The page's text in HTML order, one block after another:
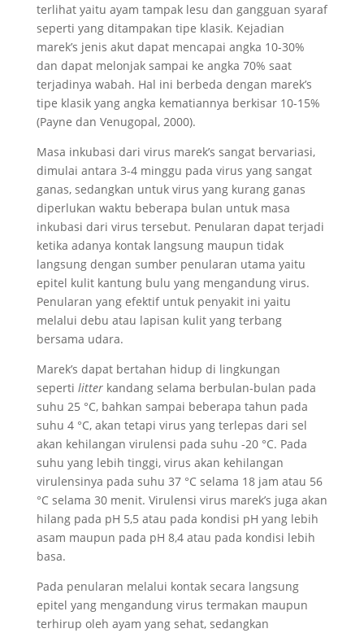
terlihat yaitu ayam tampak lesu dan gangguan syaraf
seperti yang ditampakan tipe klasik. Kejadian
marek’s jenis akut dapat mencapai angka 10-30%
dan dapat melonjak sampai ke angka 70% saat
terjadinya wabah. Hal ini berbeda dengan marek’s
tipe klasik yang angka kematiannya berkisar 10-15%
(Payne dan Venugopal, 2000).
Masa inkubasi dari virus marek’s sangat bervariasi,
dimulai antara 3-4 minggu pada virus yang sangat
ganas, sedangkan untuk virus yang kurang ganas
diperlukan waktu beberapa bulan untuk masa
inkubasi dari virus tersebut. Penularan dapat terjadi
ketika adanya kontak langsung maupun tidak
langsung dengan sumber penularan utama yaitu
epitel kulit kantung bulu yang mengandung virus.
Penularan yang efektif untuk penyakit ini yaitu
melalui debu atau lapisan kulit yang terbang
bersama udara.
Marek’s dapat bertahan hidup di lingkungan
seperti litter kandang selama berbulan-bulan pada
suhu 25 °C, bahkan sampai beberapa tahun pada
suhu 4 °C, akan tetapi virus yang terlepas dari sel
akan kehilangan virulensi pada suhu -20 °C. Pada
suhu yang lebih tinggi, virus akan kehilangan
virulensinya pada suhu 37 °C selama 18 jam atau 56
°C selama 30 menit. Virulensi virus marek’s juga akan
hilang pada pH 5,5 atau pada kondisi pH yang lebih
asam maupun pada pH 8,4 atau pada kondisi lebih
basa.
Pada penularan melalui kontak secara langsung
epitel yang mengandung virus termakan maupun
terhirup oleh ayam yang sehat, sedangkan